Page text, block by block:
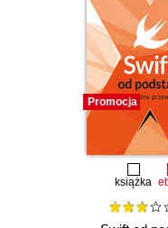
Promocja
książka